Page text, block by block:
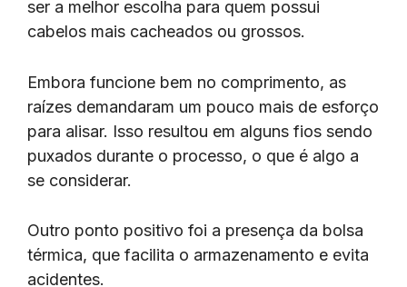
ser a melhor escolha para quem possui
cabelos mais cacheados ou grossos.
Embora funcione bem no comprimento, as
raízes demandaram um pouco mais de esforço
para alisar. Isso resultou em alguns fios sendo
puxados durante o processo, o que é algo a
se considerar.
Outro ponto positivo foi a presença da bolsa
térmica, que facilita o armazenamento e evita
acidentes.